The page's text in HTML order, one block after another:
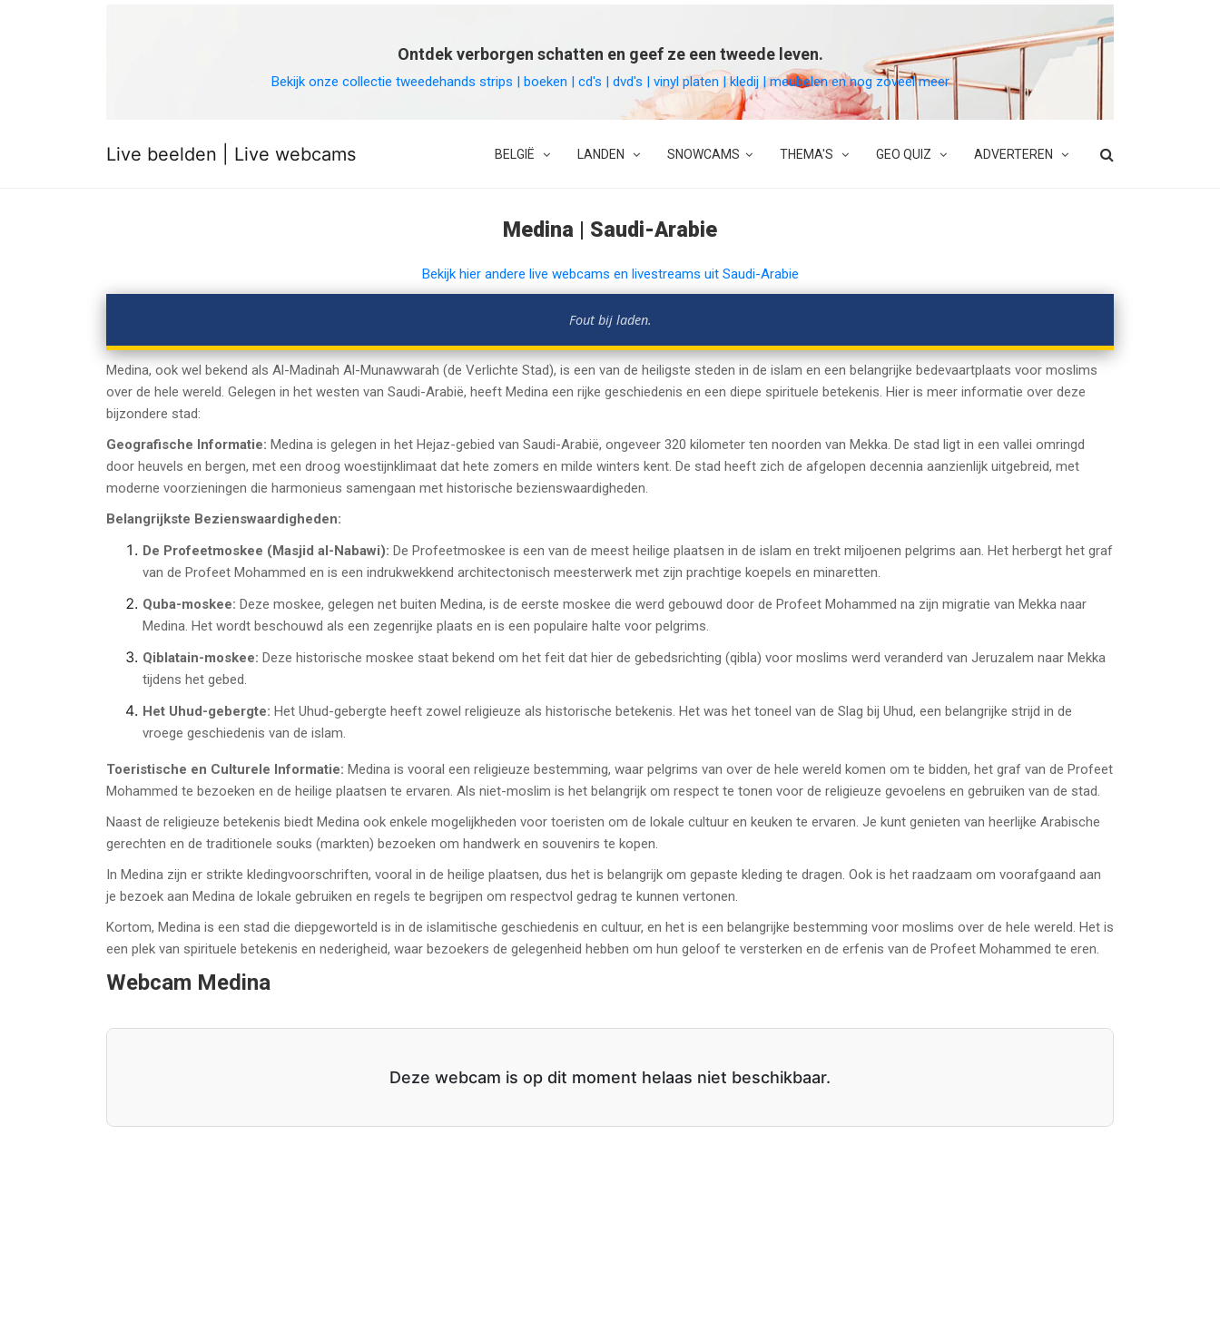
Ontdek verborgen schatten en geef ze een tweede leven.
Bekijk onze collectie tweedehands strips | boeken | cd's | dvd's | vinyl platen | kledij | meubelen en nog zoveel meer
Live beelden | Live webcams BELGIË LANDEN SNOWCAMS THEMA'S GEO QUIZ ADVERTEREN
Medina | Saudi-Arabie
Bekijk hier andere live webcams en livestreams uit Saudi-Arabie
Fout bij laden.
Medina, ook wel bekend als Al-Madinah Al-Munawwarah (de Verlichte Stad), is een van de heiligste steden in de islam en een belangrijke bedevaartplaats voor moslims
over de hele wereld. Gelegen in het westen van Saudi-Arabië, heeft Medina een rijke geschiedenis en een diepe spirituele betekenis. Hier is meer informatie over deze
bijzondere stad:
Geografische Informatie: Medina is gelegen in het Hejaz-gebied van Saudi-Arabië, ongeveer 320 kilometer ten noorden van Mekka. De stad ligt in een vallei omringd
door heuvels en bergen, met een droog woestijnklimaat dat hete zomers en milde winters kent. De stad heeft zich de afgelopen decennia aanzienlijk uitgebreid, met
moderne voorzieningen die harmonieus samengaan met historische bezienswaardigheden.
Belangrijkste Bezienswaardigheden:
De Profeetmoskee (Masjid al-Nabawi): De Profeetmoskee is een van de meest heilige plaatsen in de islam en trekt miljoenen pelgrims aan. Het herbergt het graf
van de Profeet Mohammed en is een indrukwekkend architectonisch meesterwerk met zijn prachtige koepels en minaretten.
Quba-moskee: Deze moskee, gelegen net buiten Medina, is de eerste moskee die werd gebouwd door de Profeet Mohammed na zijn migratie van Mekka naar
Medina. Het wordt beschouwd als een zegenrijke plaats en is een populaire halte voor pelgrims.
Qiblatain-moskee: Deze historische moskee staat bekend om het feit dat hier de gebedsrichting (qibla) voor moslims werd veranderd van Jeruzalem naar Mekka
tijdens het gebed.
Het Uhud-gebergte: Het Uhud-gebergte heeft zowel religieuze als historische betekenis. Het was het toneel van de Slag bij Uhud, een belangrijke strijd in de
vroege geschiedenis van de islam.
Toeristische en Culturele Informatie: Medina is vooral een religieuze bestemming, waar pelgrims van over de hele wereld komen om te bidden, het graf van de Profeet
Mohammed te bezoeken en de heilige plaatsen te ervaren. Als niet-moslim is het belangrijk om respect te tonen voor de religieuze gevoelens en gebruiken van de stad.
Naast de religieuze betekenis biedt Medina ook enkele mogelijkheden voor toeristen om de lokale cultuur en keuken te ervaren. Je kunt genieten van heerlijke Arabische
gerechten en de traditionele souks (markten) bezoeken om handwerk en souvenirs te kopen.
In Medina zijn er strikte kledingvoorschriften, vooral in de heilige plaatsen, dus het is belangrijk om gepaste kleding te dragen. Ook is het raadzaam om voorafgaand aan
je bezoek aan Medina de lokale gebruiken en regels te begrijpen om respectvol gedrag te kunnen vertonen.
Kortom, Medina is een stad die diepgeworteld is in de islamitische geschiedenis en cultuur, en het is een belangrijke bestemming voor moslims over de hele wereld. Het is
een plek van spirituele betekenis en nederigheid, waar bezoekers de gelegenheid hebben om hun geloof te versterken en de erfenis van de Profeet Mohammed te eren.
Webcam Medina
Deze webcam is op dit moment helaas niet beschikbaar.